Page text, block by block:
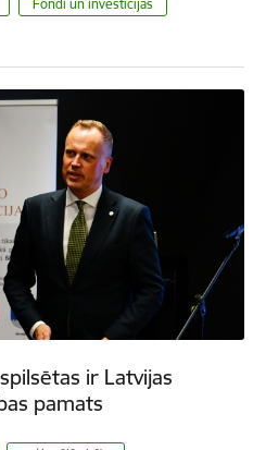
Fondi un investīcijas
ir Latvijas
pamats